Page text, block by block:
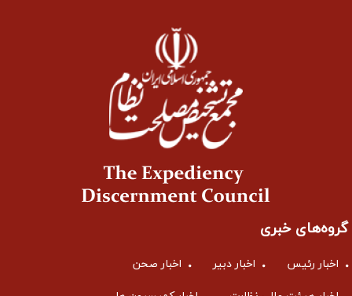
گروه‌های خبری
اخبار رئیس اخبار دبیر اخبار صحن